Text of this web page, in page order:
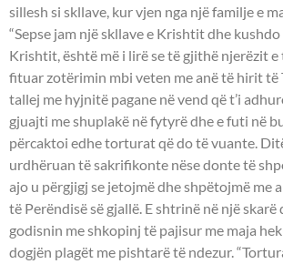
sillesh si skllave, kur vjen nga një familje e
“Sepse jam një skllave e Krishtit dhe
Krishtit, është më i lirë se të gjithë njerëzit e
fituar zotërimin mbi veten me anë të hirit të
tallej me hyjnitë pagane në vend që t’i
gjuajti me shuplakë në fytyrë dhe e futi në
përcaktoi edhe torturat që do të vuante.
urdhëruan të sakrifikonte nëse donte të
ajo u përgjigj se jetojmë dhe shpëtojmë me
të Perëndisë së gjallë. E shtrinë në një skarë
godisnin me shkopinj të pajisur me maja
dogjën plagët me pishtarë të ndezur.